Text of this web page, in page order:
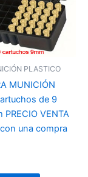
PLASTICO
MUNICIÓN
de 9
PRECIO VENTA
una compra